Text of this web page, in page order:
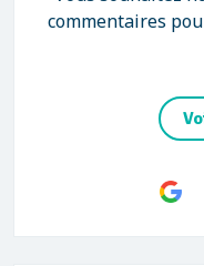
commentaires